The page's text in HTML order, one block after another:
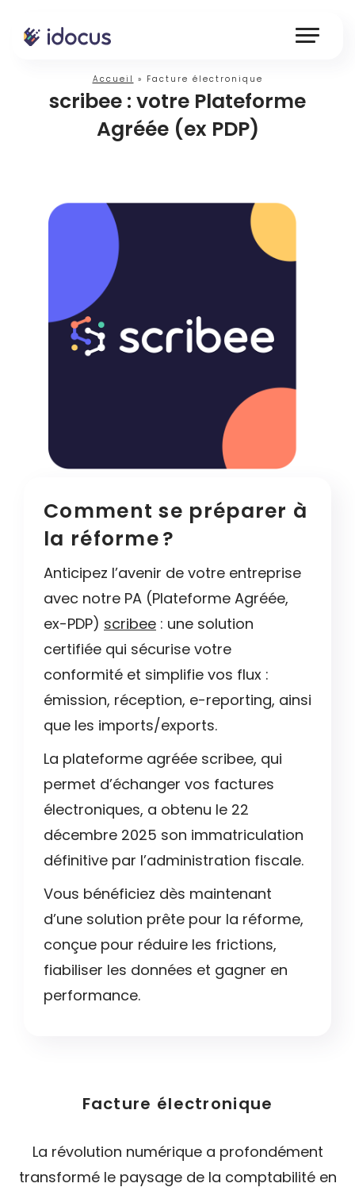
Accueil » Facture électronique
scribee : votre Plateforme
Agréée (ex PDP)
Comment se préparer à
la réforme ?
Anticipez l’avenir de votre entreprise
avec notre PA (Plateforme Agréée,
ex-PDP) scribee : une solution
certifiée qui sécurise votre
conformité et simplifie vos flux :
émission, réception, e-reporting, ainsi
que les imports/exports.
La plateforme agréée scribee, qui
permet d’échanger vos factures
électroniques, a obtenu le 22
décembre 2025 son immatriculation
définitive par l’administration fiscale.
Vous bénéficiez dès maintenant
d’une solution prête pour la réforme,
conçue pour réduire les frictions,
fiabiliser les données et gagner en
performance.
Facture électronique
La révolution numérique a profondément
transformé le paysage de la comptabilité en